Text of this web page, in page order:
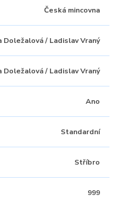
Česká mincovna
Doležalová / Ladislav Vraný
Doležalová / Ladislav Vraný
Ano
Standardní
Stříbro
999